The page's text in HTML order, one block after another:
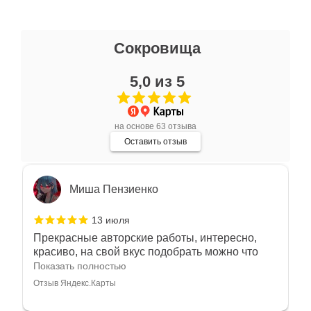
Сокровища
5,0 из 5
на основе 63 отзыва
Оставить отзыв
Очень большой выбор украшений! Каждое -
индивидуально и завораживает своей
красотой! Трудно не купить всё! Спасибо!
Отзыв Яндекс.Карты
Миша Пензиенко
13 июля
Прекрасные авторские работы, интересно,
красиво, на свой вкус подобрать можно что
угодно
Показать полностью
Отзыв Яндекс.Карты